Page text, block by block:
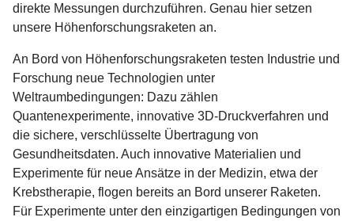
direkte Messungen durchzuführen. Genau hier setzen
unsere Höhenforschungsraketen an.
An Bord von Höhenforschungsraketen testen Industrie und
Forschung neue Technologien unter
Weltraumbedingungen: Dazu zählen
Quantenexperimente, innovative 3D-Druckverfahren und
die sichere, verschlüsselte Übertragung von
Gesundheitsdaten. Auch innovative Materialien und
Experimente für neue Ansätze in der Medizin, etwa der
Krebstherapie, flogen bereits an Bord unserer Raketen.
Für Experimente unter den einzigartigen Bedingungen von